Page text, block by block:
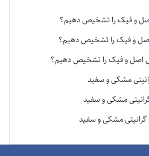
و فیک را تشخیص دهیم؟
و فیک را تشخیص دهیم؟
اصل و فیک را تشخیص دهیم؟
مشکی و سفید
مشکی و سفید
مشکی و سفید